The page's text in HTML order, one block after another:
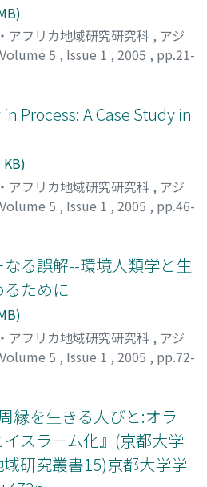
アフリカ地域研究研究科 , アジ
Volume 5 , Issue 1 , 2005 , pp.21-
Process: A Case Study in
KB)
アフリカ地域研究研究科 , アジ
Volume 5 , Issue 1 , 2005 , pp.46-
る誤解--環境人類学と生
ために
アフリカ地域研究研究科 , アジ
Volume 5 , Issue 1 , 2005 , pp.72-
縁を生きる人びと:オラ
スラーム化』(京都大学
研究叢書15)京都大学学